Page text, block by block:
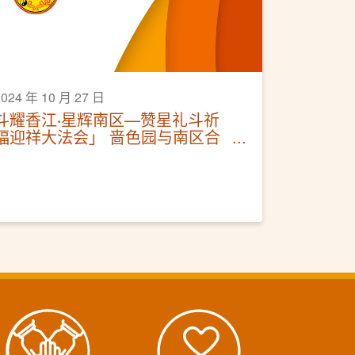
年 10 月 27 日
耀香江‧星辉南区—赞星礼斗祈
迎祥大法会」 啬色园与南区合